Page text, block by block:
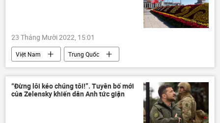
23 Tháng Mười 2022, 15:01
Việt Nam
Trung Quốc
Đảng Cộng sản Trung Quốc
Tập Cận Bình
tình hữu nghị
Tổng bí thư
“Đừng lôi kéo chúng tôi!”. Tuyên bố mới
của Zelensky khiến dân Anh tức giận